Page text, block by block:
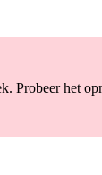
Probeer het